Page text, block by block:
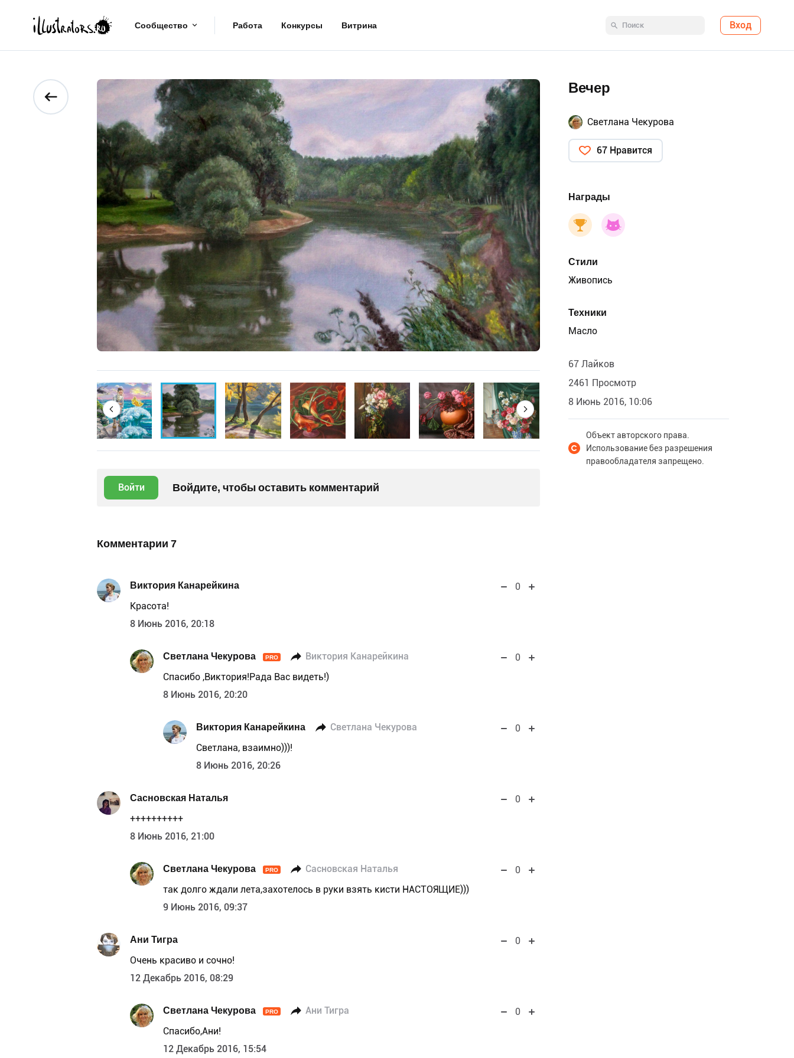
Сообщество Работа Конкурсы Витрина Вход
Войти Войдите, чтобы оставить комментарий
Комментарии 7
Виктория Канарейкина
0
Красота!
8 Июнь 2016, 20:18
Светлана Чекурова PRO Виктория Канарейкина
0
Спасибо ,Виктория!Рада Вас видеть!)
8 Июнь 2016, 20:20
Виктория Канарейкина Светлана Чекурова
0
Светлана, взаимно)))!
8 Июнь 2016, 20:26
Сасновская Наталья
0
++++++++++
8 Июнь 2016, 21:00
Светлана Чекурова PRO Сасновская Наталья
0
так долго ждали лета,захотелось в руки взять кисти НАСТОЯЩИЕ)))
9 Июнь 2016, 09:37
Ани Тигра
0
Очень красиво и сочно!
12 Декабрь 2016, 08:29
Светлана Чекурова PRO Ани Тигра
0
Спасибо,Ани!
12 Декабрь 2016, 15:54
Вечер
Светлана Чекурова
67 Нравится
Награды
Стили
Живопись
Техники
Масло
67 Лайков
2461 Просмотр
8 Июнь 2016, 10:06
Объект авторского права.
Использование без разрешения
правообладателя запрещено.